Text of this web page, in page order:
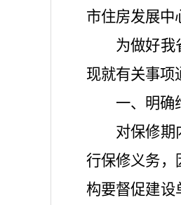
市住房发展中
为做好我
现就有关事项
一、明确
对保修期
行保修义务，
构要督促建设